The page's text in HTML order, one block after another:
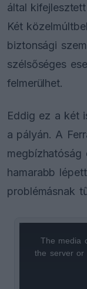
által
Két
biztonsági
szélsőséges
felmerülhet.
Eddig ez a két
a pályán. A
megbízhatóság
hamarabb
problémásnak
The media
the server or